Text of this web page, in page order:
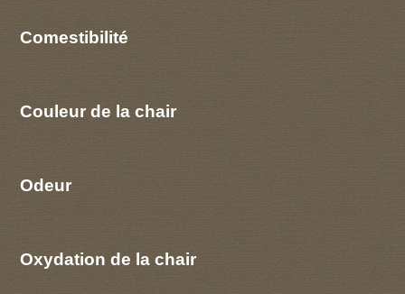
Comestibilité
Couleur de la chair
Odeur
Oxydation de la chair